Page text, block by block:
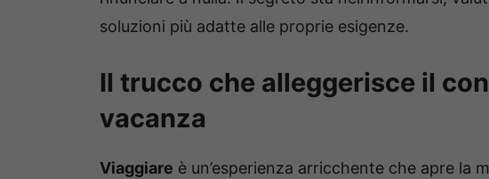
soluzioni più adatte alle proprie esigenze.
Il trucco che alleggerisce il
vacanza
Viaggiare è un’esperienza arricchente che apre la